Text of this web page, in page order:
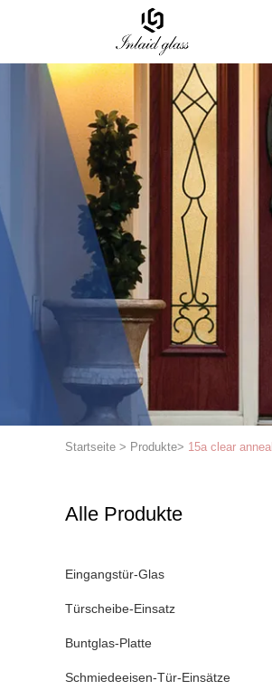
Startseite > Produkte> 15a clear
Alle Produkte
Eingangstür-Glas
Türscheibe-Einsatz
Buntglas-Platte
Schmiedeeisen-Tür-Einsätze